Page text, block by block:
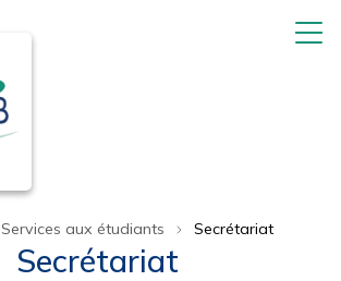
Services aux étudiants Secrétariat
Secrétariat